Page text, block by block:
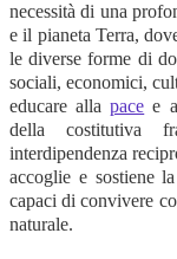
necessità di una
e il pianeta Terra,
le diverse forme di
sociali, economici,
educare allapace e
della costitutiva
interdipendenza
accoglie e sostiene
capaci di convivere
naturale.